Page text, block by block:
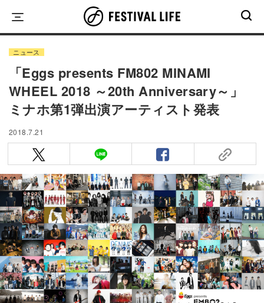
content
ニュース
「Eggs presents FM802 MINAMI
WHEEL 2018 ～20th Anniversary～」
ミナホ第1弾出演アーティスト発表
2018.7.21